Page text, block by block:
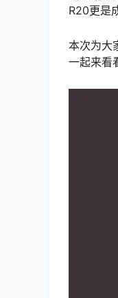
R20更是
本次为大
一起来看